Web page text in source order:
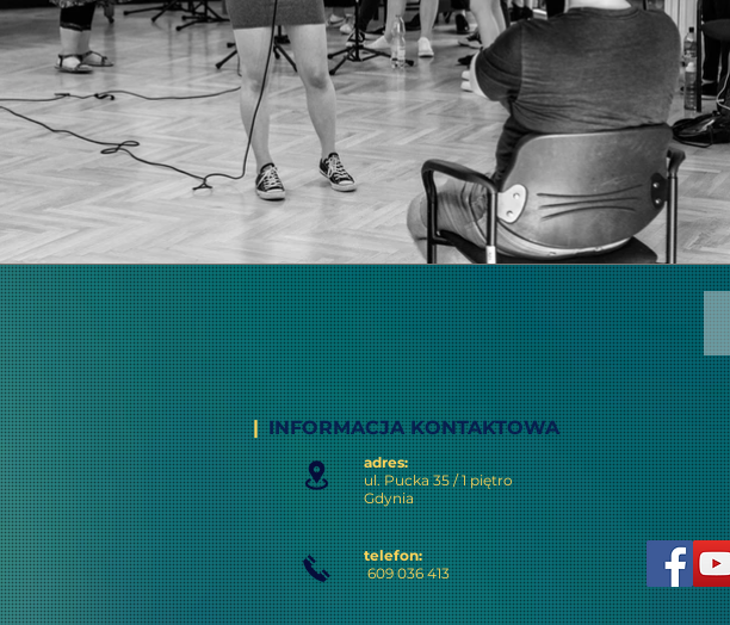
| INFORMACJA KONTAKTOWA
adres:
ul. Pucka 35 / 1 piętro
Gdynia
telefon:
609 036 413